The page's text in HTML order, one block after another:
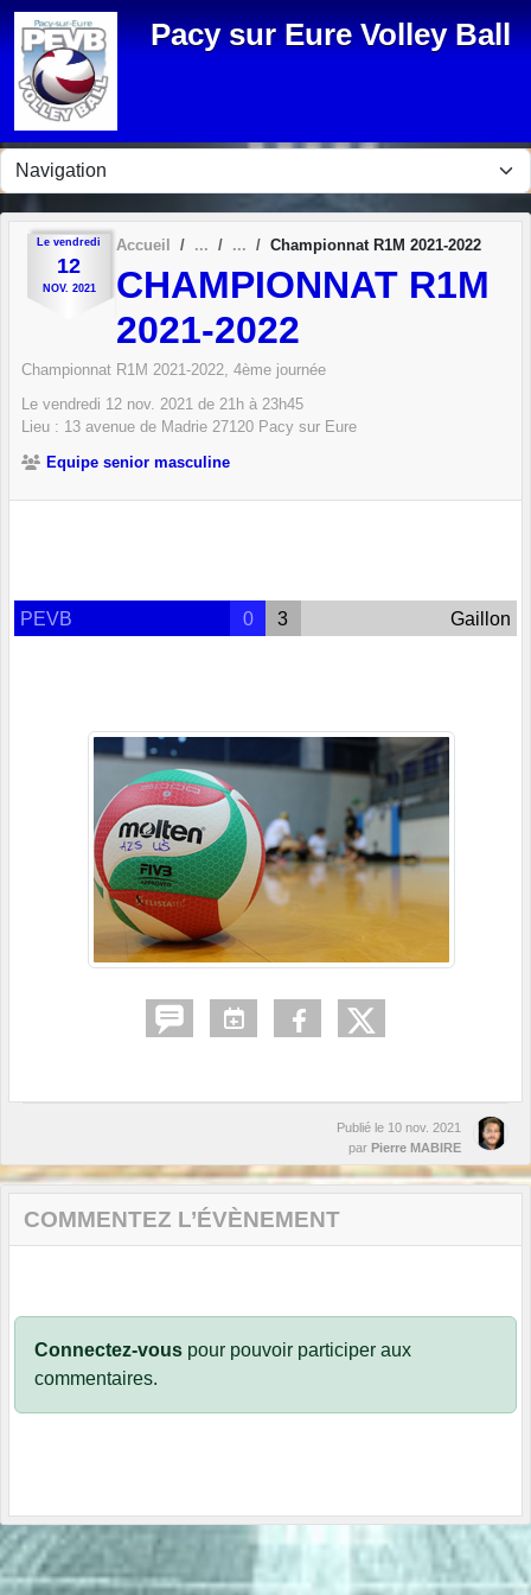
Pacy sur Eure Volley Ball
Le vendredi
12
NOV. 2021
Accueil Championnat R1M 2021-2022
CHAMPIONNAT R1M
2021-2022
Championnat R1M 2021-2022, 4ème journée
Le vendredi 12 nov. 2021 de 21h à 23h45
Lieu : 13 avenue de Madrie 27120 Pacy sur Eure
Equipe senior masculine
PEVB 0 3 Gaillon
Publié le 10 nov. 2021
par Pierre MABIRE
COMMENTEZ L’ÉVÈNEMENT
Connectez-vous pour pouvoir participer aux
commentaires.
Panneau de gestion des cookies